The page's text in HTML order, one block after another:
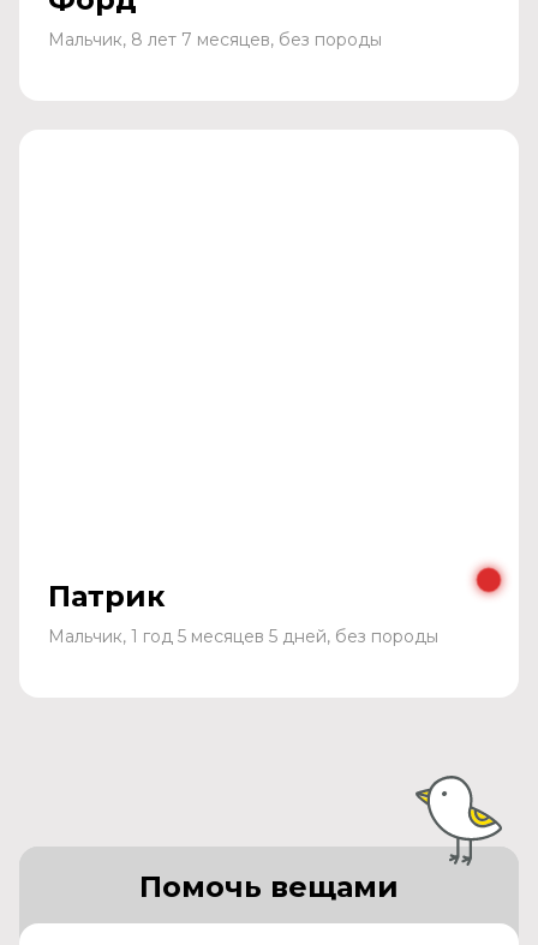
Мальчик, 8 лет 7 месяцев, без породы
Патрик
Мальчик, 1 год 5 месяцев 5 дней, без породы
Помочь вещами